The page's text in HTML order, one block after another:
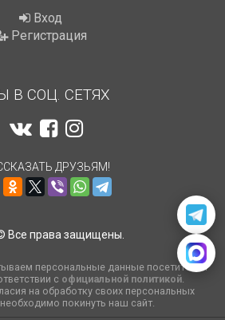
Вход
Регистрация
В СОЦ. СЕТЯХ
ДРУЗЬЯМ!
Все права защищены.
персональные данные посетителей
с официальной политикой.
на обработку своих персональных
покинуть наш сайт.